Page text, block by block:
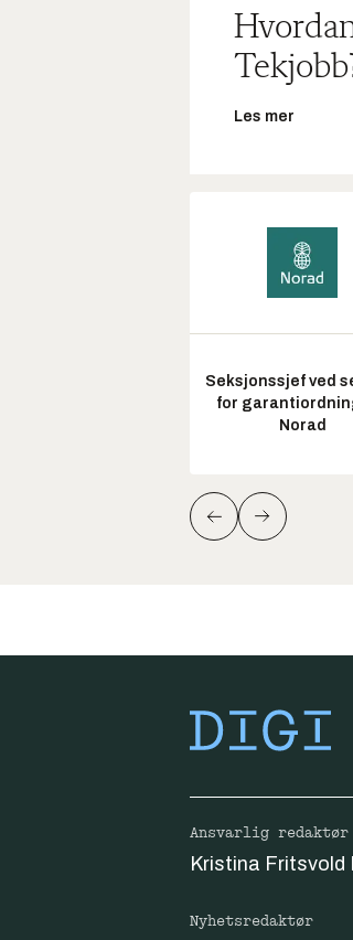
Les mer
Seksjonssjef ved
for
Norad
Ansvarlig redaktør
Kristina Fritsvold
Nyhetsredaktør